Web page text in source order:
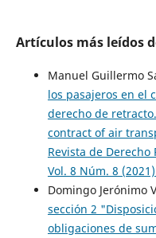
Artículos más leídos
Manuel Guillermo
los pasajeros en el
derecho de
contract of air
Revista de Derecho
Vol. 8 Núm. 8
Domingo Jerónimo
sección 2
obligaciones de